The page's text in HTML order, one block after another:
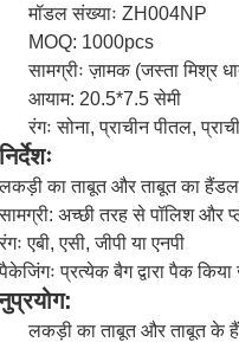
मॉडल संख्याः ZH004NP
MOQ: 1000pcs
सामग्रीः ज़ामक (जस्ता मिश्र
आयाम: 20.5*7.5 सेमी
रंगः सोना, प्राचीन पीतल,
लकड़ी का ताबूत और ताबूत का हैंडल
सामग्री: अच्छी तरह से पॉलिश और
रंगः एबी, एसी, जीपी या एनपी
पैकेजिंगः प्रत्येक बैग द्वारा पैक
लकड़ी का ताबूत और ताबूत के